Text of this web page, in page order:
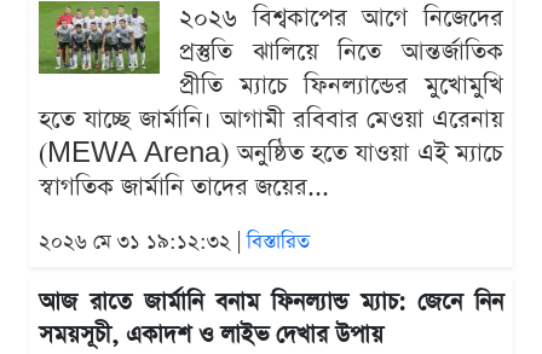
২০২৬ বিশ্বকাপের আগে নিজেদের
প্রস্তুতি ঝালিয়ে নিতে আন্তর্জাতিক
প্রীতি ম্যাচে ফিনল্যান্ডের মুখোমুখি
হতে যাচ্ছে জার্মানি। আগামী রবিবার মেওয়া এরেনায়
(MEWA Arena) অনুষ্ঠিত হতে যাওয়া এই ম্যাচে
স্বাগতিক জার্মানি তাদের জয়ের...
২০২৬ মে ৩১ ১৯:১২:৩২ |বিস্তারিত
আজ রাতে জার্মানি বনাম ফিনল্যান্ড ম্যাচ: জেনে নিন
সময়সূচী, একাদশ ও লাইভ দেখার উপায়